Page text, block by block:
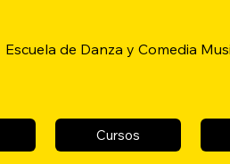
Escuela de Danza y Comedia
Cursos